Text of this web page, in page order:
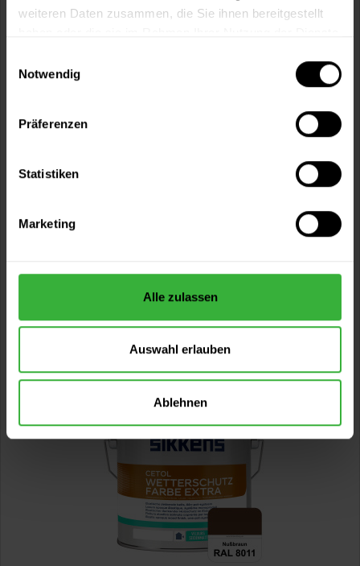
weiteren Daten zusammen, die Sie ihnen bereitgestellt
Notwendig
Präferenzen
Statistiken
Marketing
Alle zulassen
Auswahl erlauben
Ablehnen
Elastischer, deckender Holzschutz im Eintopf-System für
1 Liter 42,49 €
35,80 € / 1 Liter